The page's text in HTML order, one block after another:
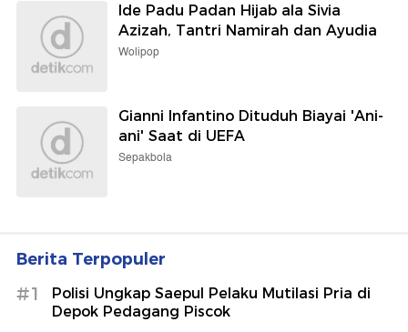
Ide Padu Padan Hijab ala Sivia
Azizah, Tantri Namirah dan Ayudia
Wolipop
Gianni Infantino Dituduh Biayai 'Ani-
ani' Saat di UEFA
Sepakbola
Berita Terpopuler
#1
Polisi Ungkap Saepul Pelaku Mutilasi Pria di
Depok Pedagang Piscok